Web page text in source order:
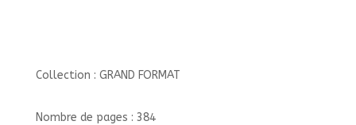
Collection : GRAND FORMAT
Nombre de pages : 384